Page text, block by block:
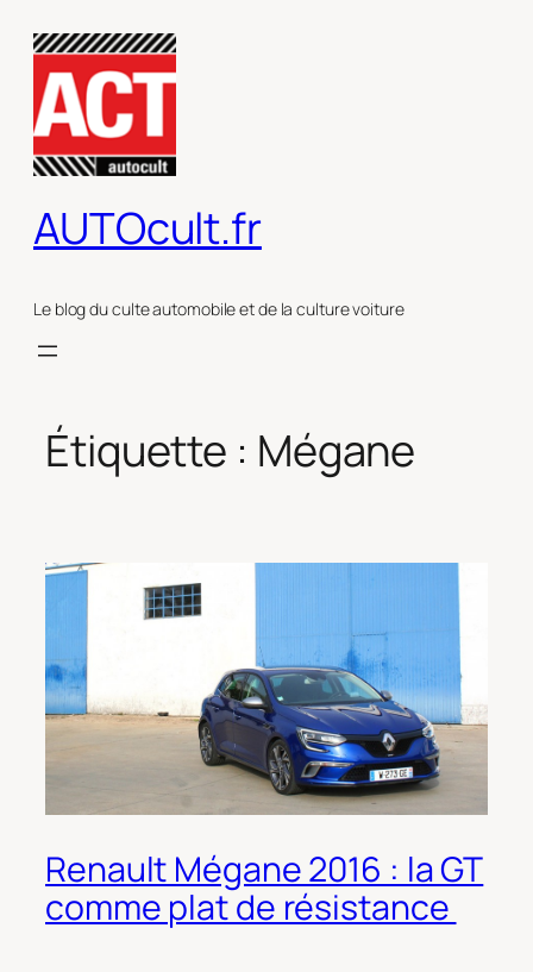
contenu
AUTOcult.fr
Le blog du culte automobile et de la culture voiture
Étiquette : Mégane
Renault Mégane 2016 : la GT
comme plat de résistance